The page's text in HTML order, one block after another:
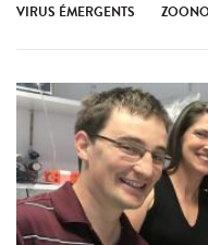
VIRUS ÉMERGENTS